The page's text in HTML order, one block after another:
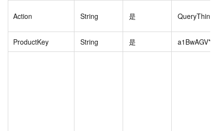
Action String 是
ProductKey String 是 a1BwAGV****